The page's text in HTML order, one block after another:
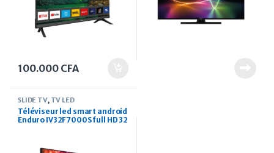
100.000 CFA
SLIDE TV, TV LED
Téléviseur led smart android
Enduro IV32F7000S full HD 32